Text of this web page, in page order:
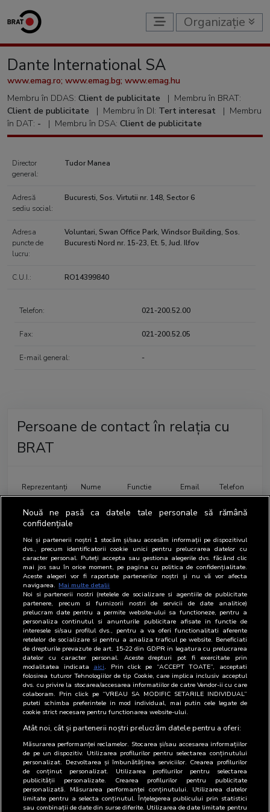
Organizație
Dante International SA
www.emag.ro; www.emag.bg; www.emag.hu
Membru în DDAS: Client de publicitate | Membru în BRAT:
Client de publicitate
| Membru în DI: Tert interesat | Membru
în DAT: - | Membru în DSA: Client de publicitate
Director
general:
Tudor Manea
Adresă
sediu social:
Bucuresti, Sos. Virtutii nr. 148, Sector 6
Adresa
puncte de
lucru:
Voluntari, Swan Office Park, Windsor Building, Sos.
Bucuresti Nord nr. 15-23, Et. 5, Jud. Ilfov
C.U.I.: RO14399840
Telefon: 021-200.52.00
Fax: 021-200.52.05
E-mail general: -
Persoane de contact în relația cu
BRAT
Reprezentanți Nume Functie Email Telefon
BRAT
Adriana
Consumer
021-
DSA
Adriana
Mogos
Consumer
Insights
Manager
021-
200.52.00
DAT
Adriana
Mogos
Consumer
Insights
Manager
021-
200.52.00
DI
Dan
Bercaru
Group Online
Media & Media
Director
021-
200.52.00
DDAS
Adriana
Mogos
Consumer
Insights
Manager
021-
200.52.00
Nouă ne pasă ca datele tale personale să rămână
confidențiale
Noi și partenerii noștri 1 stocăm și/sau accesăm informații pe dispozitivul
dvs., precum identificatorii cookie unici pentru prelucrarea datelor cu
caracter personal. Puteți accepta sau gestiona alegerile dvs. făcând clic
mai jos sau în orice moment, pe pagina cu politica de confidențialitate.
Aceste alegeri vor fi raportate partenerilor noștri și nu vă vor afecta
navigarea. Mai multe detalii
Noi si partenerii nostri (retelele de socializare si agentiile de publicitate
partenere, precum si furnizorii nostri de servicii de date analitice)
prelucram date pentru a permite website-ului sa functioneze, pentru a
personaliza continutul si anunturile publicitare afisate in functie de
interesele si/sau profilul dvs., pentru a va oferi functionalitati aferente
retelelor de socializare si pentru a analiza traficul pe website. Beneficiati
de drepturile prevazute de art. 15-22 din GDPR in legatura cu prelucrarea
datelor cu caracter personal. Aceste drepturi pot fi exercitate prin
modalitatea indicata aici. Prin click pe “ACCEPT TOATE”, acceptati
folosirea tuturor Tehnologiilor de tip Cookie, care implica inclusiv acceptul
dvs. cu privire la stocarea/accesarea informatiilor de catre Vendor-ii cu care
colaboram. Prin click pe “VREAU SA MODIFIC SETARILE INDIVIDUAL”
puteti schimba preferintele in mod individual, mai putin cele legate de
cookie strict necesare pentru functionarea website-ului.
Atât noi, cât și partenerii noștri prelucrăm datele pentru a oferi:
Măsurarea performanței reclamelor. Stocarea și/sau accesarea informațiilor
de pe un dispozitiv. Utilizarea profilurilor pentru selectarea conținutului
personalizat. Dezvoltarea și îmbunătățirea serviciilor. Crearea profilurilor
de conținut personalizat. Utilizarea profilurilor pentru selectarea
publicității personalizate. Crearea profilurilor pentru publicitate
personalizată. Măsurarea performanței conținutului. Utilizarea datelor
limitate pentru a selecta conținutul. Înțelegerea publicului prin statistici
sau combinații de date din surse diferite. Utilizarea de date limitate pentru